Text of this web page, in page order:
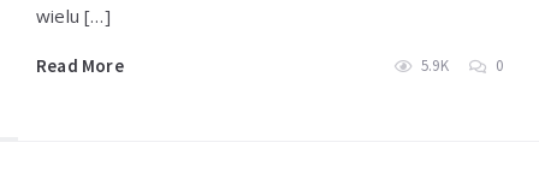
wielu […]
Read More 5.9K 0